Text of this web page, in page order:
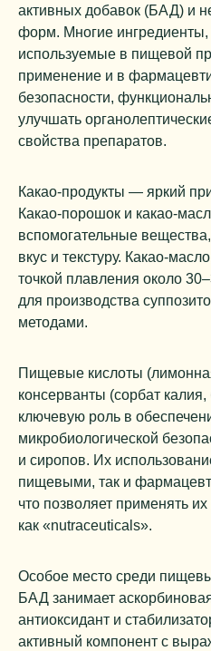
активных добавок (БАД) и
форм. Многие ингредиенты,
используемые в пищевой
применение и в
безопасности,
улучшать
свойства препаратов.
Какао-продукты — яркий
Какао-порошок и какао-
вспомогательные
вкус и текстуру. Какао-
точкой плавления около
для производства
методами.
Пищевые кислоты
консерванты (сорбат
ключевую роль в
микробиологической
и сиропов. Их
пищевыми, так и
что позволяет применять
как «nutraceuticals».
Особое место среди
БАД занимает
антиоксидант и
активный компонент с